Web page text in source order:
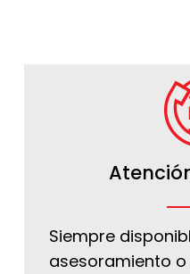
Siempre
asesoramiento